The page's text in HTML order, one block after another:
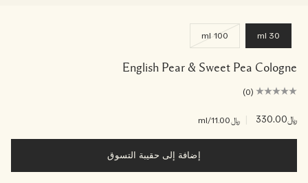
30 ml
100 ml
English Pear & Sweet Pea Cologne
(0)
﷼330.00 ﷼11.00 /ml
إضافة إلى حقيبة التسوق